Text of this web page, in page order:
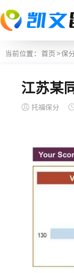
当前位置： 首页 >保
江苏某
托福保分